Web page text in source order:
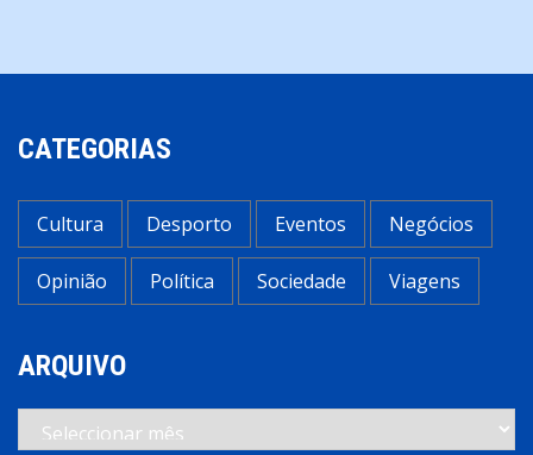
CATEGORIAS
Cultura Desporto Eventos Negócios
Opinião Política Sociedade Viagens
ARQUIVO
Arquivo